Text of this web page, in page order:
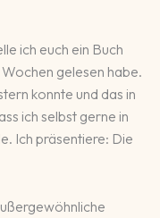
ich euch ein Buch
ge­le­sen ha­be.
konnte und das in
ich selbst ger­ne in
Ich prä­sen­tie­re: Die